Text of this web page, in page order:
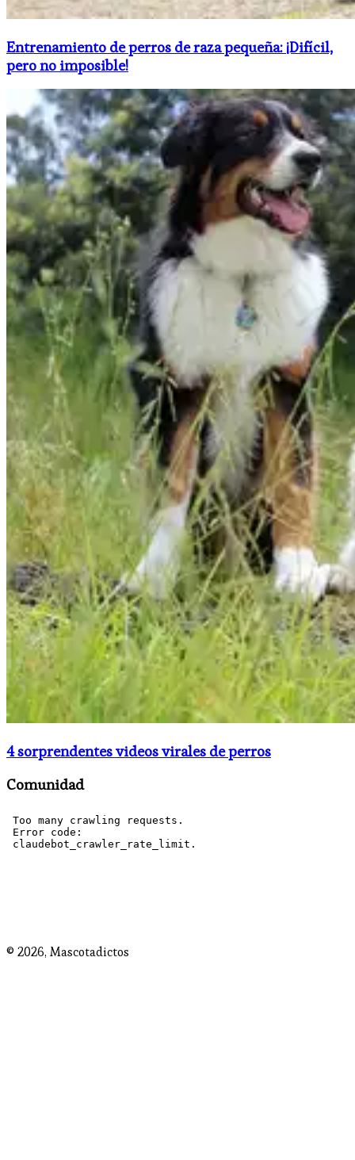
Entrenamiento de perros de raza pequeña: ¡Difícil,
pero no imposible!
4 sorprendentes videos virales de perros
Comunidad
© 2026, Mascotadictos